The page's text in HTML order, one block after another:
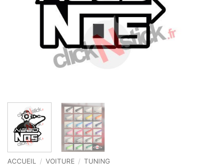
ACCUEIL / VOITURE / TUNING